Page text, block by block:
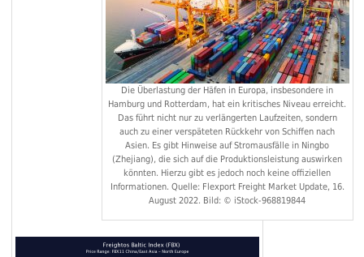
Die Überlastung der Häfen in Europa, insbesondere in
Hamburg und Rotterdam, hat ein kritisches Niveau erreicht.
Das führt nicht nur zu verlängerten Laufzeiten, sondern
auch zu einer verspäteten Rückkehr von Schiffen nach
Asien. Es gibt Hinweise auf Stromausfälle in Ningbo
(Zhejiang), die sich auf die Produktionsleistung auswirken
könnten. Hierzu gibt es jedoch noch keine offiziellen
Informationen. Quelle: Flexport Freight Market Update, 16.
August 2022. Bild: © iStock-968819844